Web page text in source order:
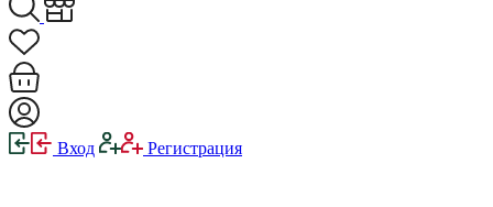
Вход Регистрация